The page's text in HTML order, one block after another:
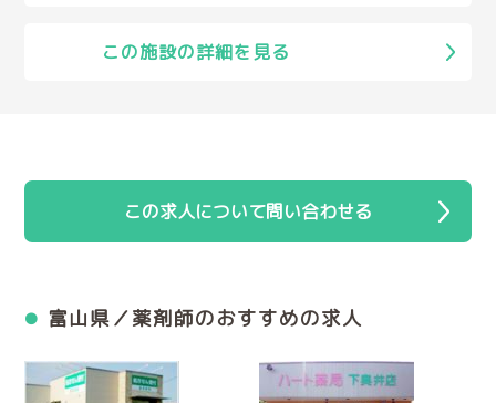
この施設の詳細を見る
この求人について問い合わせる
富山県／薬剤師のおすすめの求人